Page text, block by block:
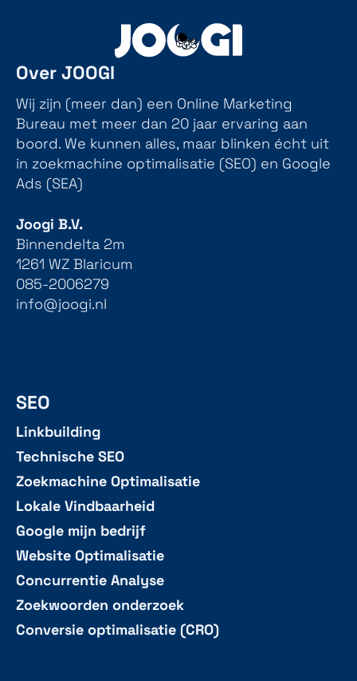
Over JOOGI
Wij zijn (meer dan) een Online Marketing
Bureau met meer dan 20 jaar ervaring aan
boord. We kunnen alles, maar blinken écht uit
in zoekmachine optimalisatie (SEO) en Google
Ads (SEA)
Joogi B.V.
Binnendelta 2m
1261 WZ Blaricum
085-2006279
info@joogi.nl
SEO
Linkbuilding
Technische SEO
Zoekmachine Optimalisatie
Lokale Vindbaarheid
Google mijn bedrijf
Website Optimalisatie
Concurrentie Analyse
Zoekwoorden onderzoek
Conversie optimalisatie (CRO)